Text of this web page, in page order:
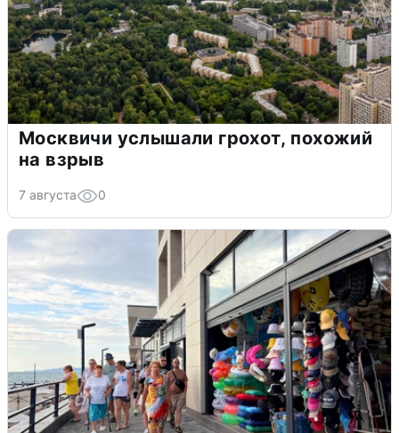
Москвичи услышали грохот, похожий
на взрыв
7 августа 0